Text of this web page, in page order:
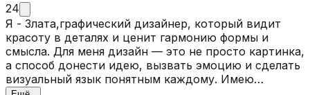
24
Я - Злата,графический дизайнер, который видит
красоту в деталях и ценит гармонию формы и
смысла. Для меня дизайн — это не просто картинка,
а способ донести идею, вызвать эмоцию и сделать
визуальный язык понятным каждому. Имею